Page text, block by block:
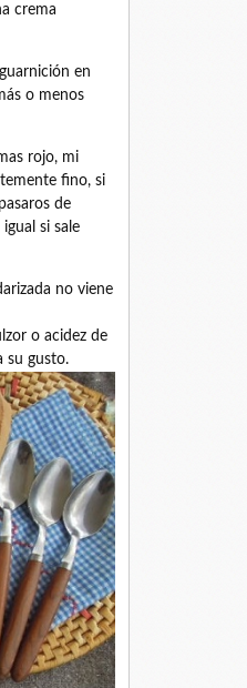
crema
en
o menos
rojo, mi
fino, si
de
si sale
no viene
o acidez de
su gusto.